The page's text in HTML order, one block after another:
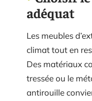
adéquat
Les meubles
climat tout en
Des matériaux
tressée ou le
antirouille